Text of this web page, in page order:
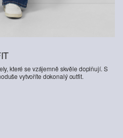
které se vzájemně skvěle doplňují. S
vytvoříte dokonalý outfit.